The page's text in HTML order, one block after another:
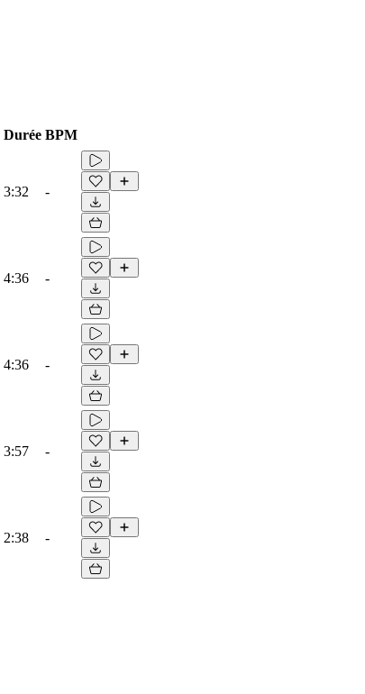
Durée BPM
3:32 -
4:36 -
4:36 -
3:57 -
2:38 -